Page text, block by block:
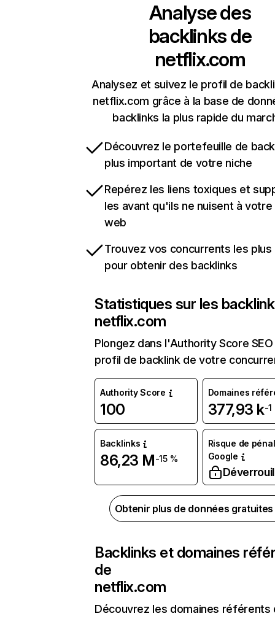
Analyse des
backlinks de
netflix.com
Analysez et suivez le profil de
netflix.com grâce à la base de
backlinks la plus rapide du
Découvrez le portefeuille de
plus important de votre niche
Repérez les liens toxiques et
les avant qu'ils ne nuisent à
web
Trouvez vos concurrents les
pour obtenir des backlinks
Statistiques sur les
netflix.com
Plongez dans l'Authority Score
profil de backlink de votre
Authority Score
100
Domaines
377,93 k-1
Backlinks
86,23 M-15 %
Risque de
Google
Obtenir plus de données
Backlinks et domaines
de
netflix.com
Découvrez les domaines référents